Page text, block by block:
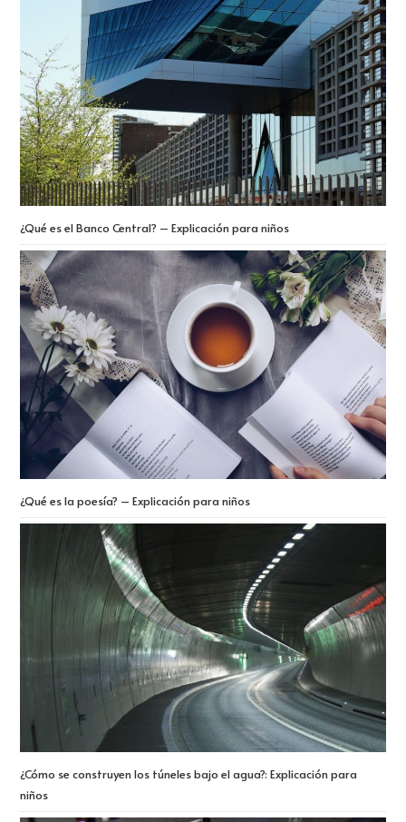
¿Qué es el Banco Central? – Explicación para niños
¿Qué es la poesía? – Explicación para niños
¿Cómo se construyen los túneles bajo el agua?: Explicación para
niños